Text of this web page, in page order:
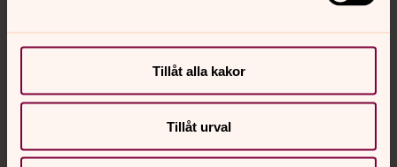
Tillåt alla kakor
Tillåt urval
Kalender
Hitta snabbt